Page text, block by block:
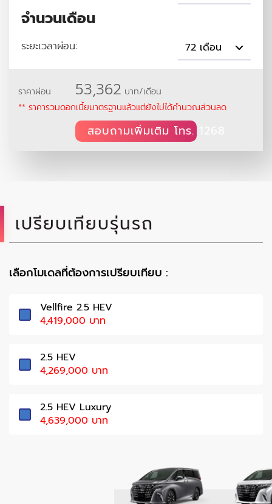
จำนวนเดือน
ระยะเวลาผ่อน: 72 เดือน
ราคาผ่อน 53,362 บาท/เดือน
** ราคารวมดอกเบี้ยมาตรฐานแล้วแต่ยังไม่ได้คำนวณส่วนลด
สอบถามเพิ่มเติม โทร. 1268
เปรียบเทียบรุ่นรถ
เลือกโมเดลที่ต้องการเปรียบเทียบ :
Vellfire 2.5 HEV
4,419,000 บาท
2.5 HEV
4,269,000 บาท
2.5 HEV Luxury
4,639,000 บาท